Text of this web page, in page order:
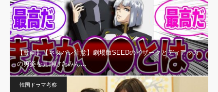
【動画】【ネタバレ注意】劇場版SEEDのイザークとディアッカ
の勇姿を見届けたみん…
韓国ドラマ考察